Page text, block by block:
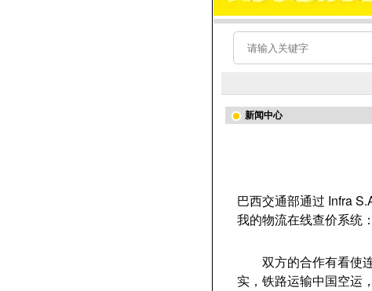
新闻中心
巴西交通部通过 Infra
我的物流在线查价系统
双方的合作有看使连
实，铁路运输中国空运